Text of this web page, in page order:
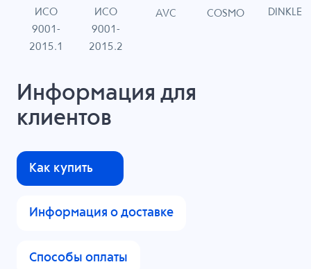
ИСО
9001-
2015.1
ИСО
9001-
2015.2
AVC COSMO DINKLE
Информация для
клиентов
Как купить
Информация о доставке
Способы оплаты